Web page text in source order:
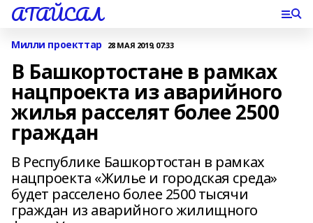
АТАЙСАЛ
Милли проекттар 28 МАЯ 2019, 07:33
В Башкортостане в рамках
нацпроекта из аварийного
жилья расселят более 2500
граждан
В Республике Башкортостан в рамках
нацпроекта «Жилье и городская среда»
будет расселено более 2500 тысячи
граждан из аварийного жилищного